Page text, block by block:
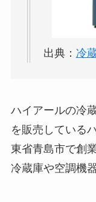
出典： 冷
ハイアールの冷
を販売している
東省青島市で創
冷蔵庫や空調機